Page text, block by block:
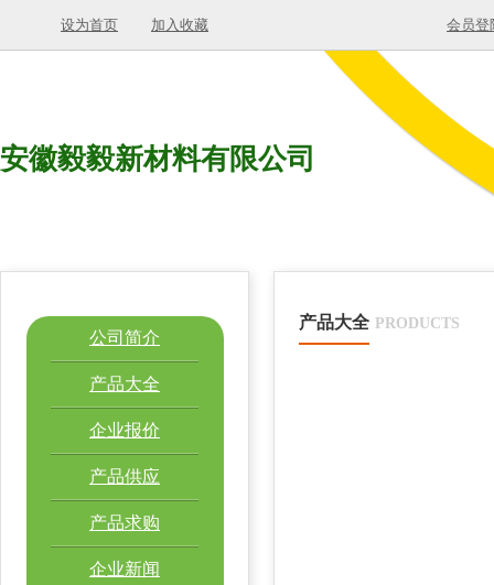
设为首页 加入收藏 会员登
安徽毅毅新材料有限公司
公司简介
产品大全
企业报价
产品供应
产品求购
企业新闻
产品大全 PRODUCTS